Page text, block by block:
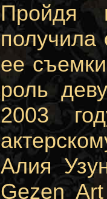
Пройдя
получила
ее
роль
2003
Алия
Gezen